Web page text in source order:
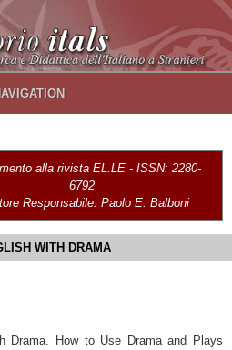
alla rivista EL.LE - ISSN: 2280-
6792
Responsabile: Paolo E. Balboni
WITH DRAMA
Drama. How to Use Drama and Plays